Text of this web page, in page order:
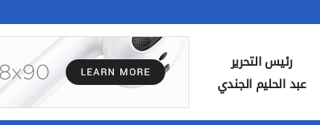
رئيس التحرير
عبد الحليم الجندي